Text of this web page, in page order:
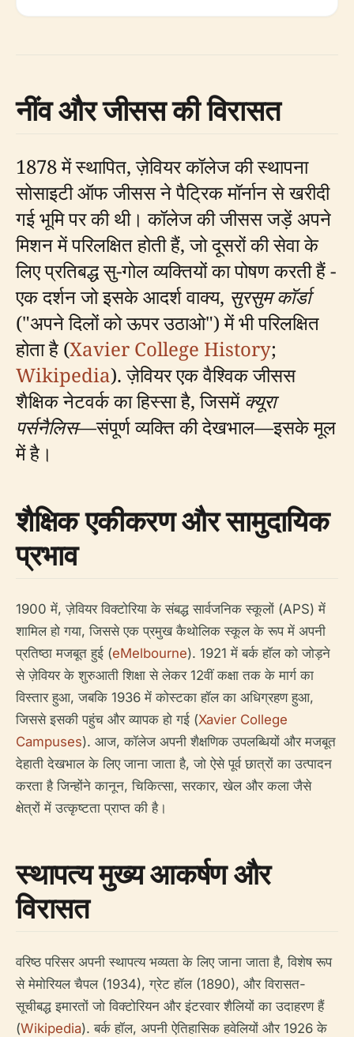
नींव और जीसस की विरासत
1878 में स्थापित, ज़ेवियर कॉलेज की स्थापना
सोसाइटी ऑफ जीसस ने पैट्रिक मॉर्नान से खरीदी
गई भूमि पर की थी। कॉलेज की जीसस जड़ें अपने
मिशन में परिलक्षित होती हैं, जो दूसरों की सेवा के
लिए प्रतिबद्ध सु-गोल व्यक्तियों का पोषण करती हैं -
एक दर्शन जो इसके आदर्श वाक्य, सुरसुम कॉर्डा
("अपने दिलों को ऊपर उठाओ") में भी परिलक्षित
होता है (Xavier College History;
Wikipedia). ज़ेवियर एक वैश्विक जीसस
शैक्षिक नेटवर्क का हिस्सा है, जिसमें क्यूरा
पर्सनैलिस—संपूर्ण व्यक्ति की देखभाल—इसके मूल
में है।
शैक्षिक एकीकरण और सामुदायिक
प्रभाव
1900 में, ज़ेवियर विक्टोरिया के संबद्ध सार्वजनिक स्कूलों (APS) में
शामिल हो गया, जिससे एक प्रमुख कैथोलिक स्कूल के रूप में अपनी
प्रतिष्ठा मजबूत हुई (eMelbourne). 1921 में बर्क हॉल को जोड़ने
से ज़ेवियर के शुरुआती शिक्षा से लेकर 12वीं कक्षा तक के मार्ग का
विस्तार हुआ, जबकि 1936 में कोस्टका हॉल का अधिग्रहण हुआ,
जिससे इसकी पहुंच और व्यापक हो गई (Xavier College
Campuses). आज, कॉलेज अपनी शैक्षणिक उपलब्धियों और मजबूत
देहाती देखभाल के लिए जाना जाता है, जो ऐसे पूर्व छात्रों का उत्पादन
करता है जिन्होंने कानून, चिकित्सा, सरकार, खेल और कला जैसे
क्षेत्रों में उत्कृष्टता प्राप्त की है।
स्थापत्य मुख्य आकर्षण और
विरासत
वरिष्ठ परिसर अपनी स्थापत्य भव्यता के लिए जाना जाता है, विशेष रूप
से मेमोरियल चैपल (1934), ग्रेट हॉल (1890), और विरासत-
सूचीबद्ध इमारतों जो विक्टोरियन और इंटरवार शैलियों का उदाहरण हैं
(Wikipedia). बर्क हॉल, अपनी ऐतिहासिक हवेलियों और 1926 के